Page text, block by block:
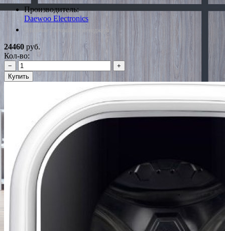
Производитель:
Daewoo Electronics
*Наличие уточняйте у менеджера
24460 руб.
Кол-во:
−
+
Купить